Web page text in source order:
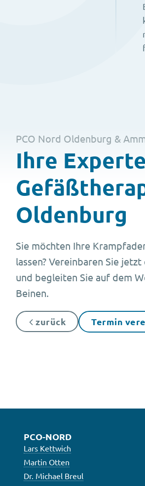
PCO Nord Oldenburg &
Ihre
Oldenburg
Sie möchten Ihre
lassen? Vereinbaren Sie
und begleiten Sie auf dem
Beinen.
zurück Termin
PCO-NORD
Lars Kettwich
Martin Otten
Dr. Michael Breul